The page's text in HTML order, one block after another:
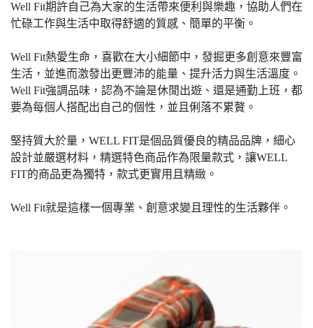
Well Fit期許自己為大家的生活帶來便利與樂趣，協助人們在
忙碌工作與生活中取得舒適的質感、簡單的平衡。
Well Fit熱愛生命，喜歡在大小細節中，發掘更多創意來豐富
生活，並進而激發出更豐沛的能量、提升活力與生活溫度。
Well Fit強調品味，認為不論是休閒出遊、還是通勤上班，都
要為每個人搭配出自己的個性，並且俐落不累贅。
堅持質大於量，WELL FIT是個品質優良的精品品牌，細心
設計並嚴選材料，精選特色商品作為限量款式，讓WELL
FIT的商品更為獨特，款式更實用且精緻。
Well Fit就是這樣一個專業、創意求變且理性的生活夥伴。